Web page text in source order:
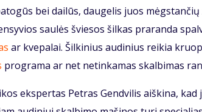
bei dailūs, daugelis juos
saulės šviesos šilkas praranda
ar kvepalai. Šilkinius audinius reikia
programa ar net netinkamas skalbimas
ekspertas Petras Gendvilis aiškina,